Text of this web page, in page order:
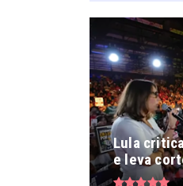
Lula
e leva